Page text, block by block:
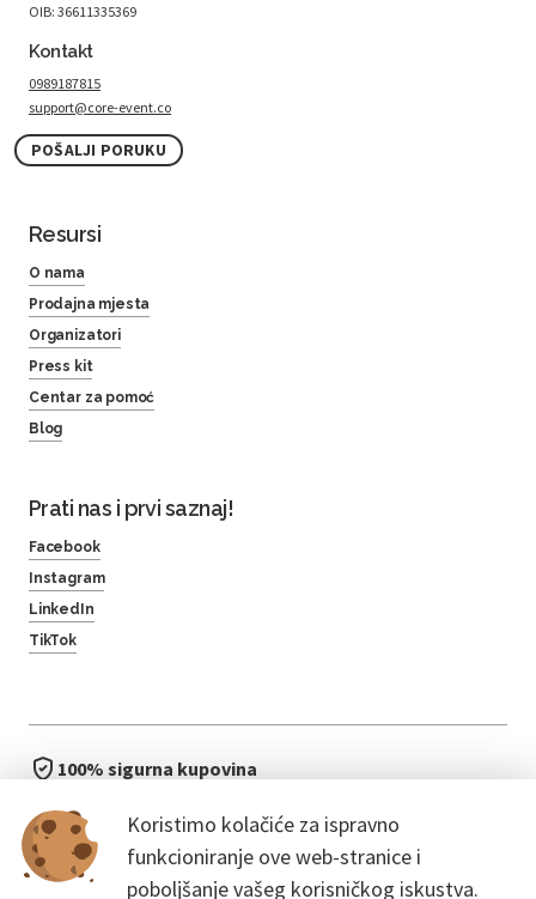
Koristimo kolačiće za ispravno
funkcioniranje ove web-stranice i
poboljšanje vašeg korisničkog iskustva.
OIB: 36611335369
Kontakt
0989187815
support@core-event.co
POŠALJI PORUKU
Resursi
O nama
Prodajna mjesta
Organizatori
Press kit
Centar za pomoć
Blog
Prati nas i prvi saznaj!
Facebook
Instagram
LinkedIn
TikTok
100% sigurna kupovina
bez čekanja u redu